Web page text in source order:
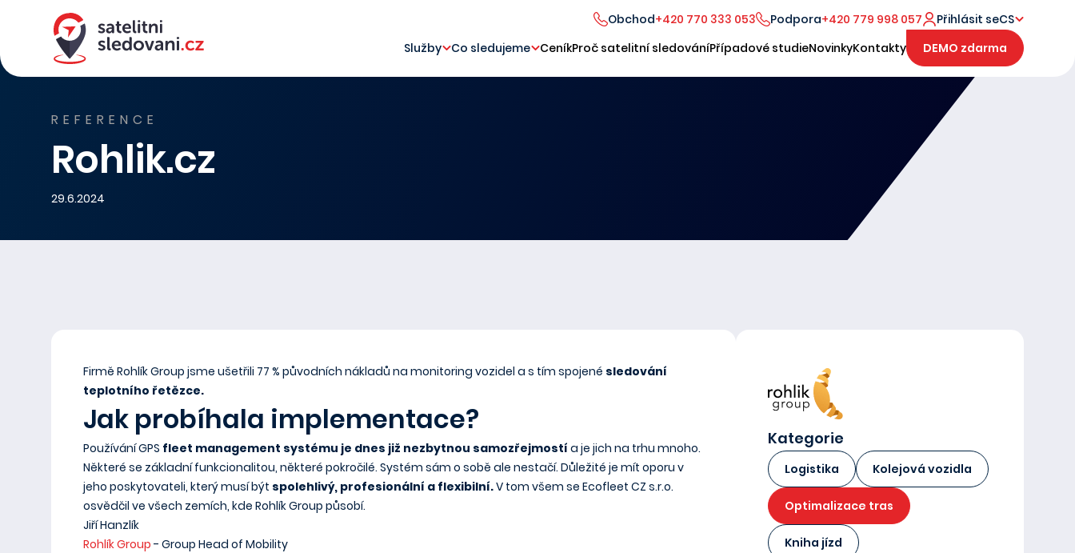
Obchod+420 770 333 053 Podpora+420 779 998 057 Přihlásit seCS
Služby
Co sledujeme CeníkProč satelitní sledováníPřípadové studieNovinkyKontakty DEMO zdarma
REFERENCE
Rohlik.cz
29.6.2024
Firmě Rohlík Group jsme ušetřili 77 % původních nákladů na monitoring vozidel a s tím spojené sledování
teplotního řetězce.
Jak probíhala implementace?
Používání GPS fleet management systému je dnes již nezbytnou samozřejmostí a je jich na trhu mnoho.
Některé se základní funkcionalitou, některé pokročilé. Systém sám o sobě ale nestačí. Důležité je mít oporu v
jeho poskytovateli, který musí být spolehlivý, profesionální a flexibilní.V tom všem se Ecofleet CZ s.r.o.
osvědčil ve všech zemích, kde Rohlík Group působí.
Jiří Hanzlík
Rohlík Group - Group Head of Mobility
Kategorie
Logistika Kolejová vozidla
Optimalizace tras
Kniha jízd